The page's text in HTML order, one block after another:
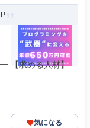
求める人材】
気になる